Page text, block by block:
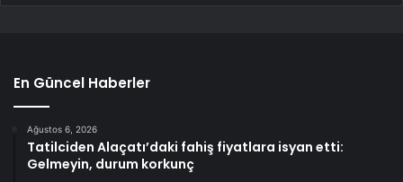
En Güncel Haberler
Ağustos 6, 2026
Tatilciden Alaçatı’daki fahiş fiyatlara isyan etti:
Gelmeyin, durum korkunç